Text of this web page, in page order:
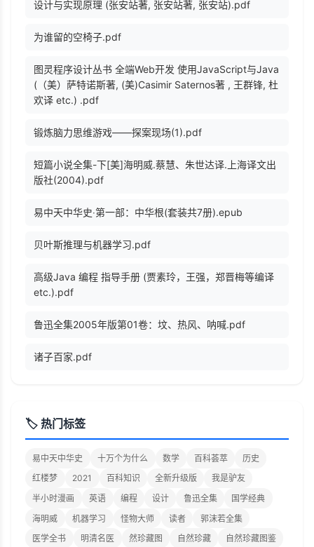
设计与实现原理 (张安站著, 张安站著, 张安站).pdf
为谁留的空椅子.pdf
图灵程序设计丛书 全端Web开发 使用JavaScript与Java
(（美）萨特诺斯著, (美)Casimir Saternos著 , 王群锋, 杜
欢译 etc.) .pdf
锻炼脑力思维游戏——探案现场(1).pdf
短篇小说全集-下[美]海明威.蔡慧、朱世达译.上海译文出
版社(2004).pdf
易中天中华史‧第一部：中华根(套装共7册).epub
贝叶斯推理与机器学习.pdf
高级Java 编程 指导手册 (贾素玲，王强，郑晋梅等编译
etc.).pdf
鲁迅全集2005年版第01卷：坟、热风、呐喊.pdf
诸子百家.pdf
🏷️ 热门标签
易中天中华史 十万个为什么 数学 百科荟萃
历史
红楼梦
2021 百科知识 全新升级版
我是驴友
半小时漫画
英语 编程 设计 鲁迅全集
国学经典
海明威
机器学习 怪物大师 读者
郭沫若全集
医学全书
明清名医 然珍藏图 自然珍藏
自然珍藏图鉴